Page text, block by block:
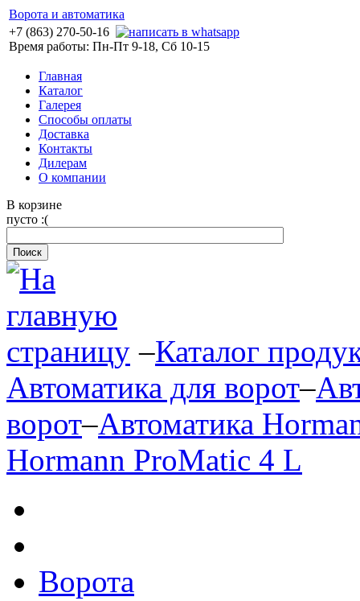
Ворота и автоматика
+7 (863) 270-50-16
Время работы: Пн-Пт 9-18, Сб 10-15
Главная
Каталог
Галерея
Способы оплаты
Доставка
Контакты
Дилерам
О компании
В корзине
пусто :(
–Каталог
Автоматика для ворот–
ворот–Автоматика
Hormann ProMatic 4 L
Ворота